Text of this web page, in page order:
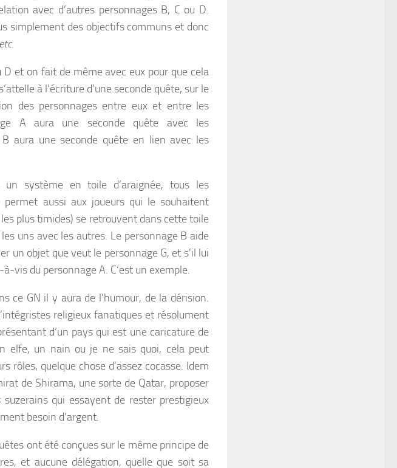
avec d’autres personnages B, C ou D.
simplement des objectifs communs et donc
etc.
et on fait de même avec eux pour que cela
à l’écriture d’une seconde quête, sur le
des personnages entre eux et entre les
A aura une seconde quête avec les
aura une seconde quête en lien avec les
système en toile d’araignée, tous les
permet aussi aux joueurs qui le souhaitent
plus timides) se retrouvent dans cette toile
uns avec les autres. Le personnage B aide
un objet que veut le personnage G, et s’il lui
vis du personnage A. C’est un exemple.
ce GN il y aura de l’humour, de la dérision.
religieux fanatiques et résolument
d’un pays qui est une caricature de
elfe, un nain ou je ne sais quoi, cela peut
rôles, quelque chose d’assez cocasse. Idem
de Shirama, une sorte de Qatar, proposer
qui essayent de rester prestigieux
besoin d’argent.
ont été conçues sur le même principe de
et aucune délégation, quelle que soit sa